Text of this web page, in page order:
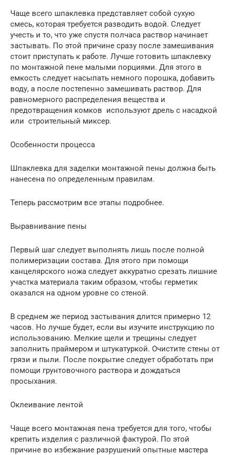
Чаще всего шпаклевка представляет собой сухую
смесь, которая требуется разводить водой. Следует
учесть и то, что уже спустя полчаса раствор начинает
застывать. По этой причине сразу после замешивания
стоит приступать к работе. Лучше готовить шпаклевку
по монтажной пене малыми порциями. Для этого в
емкость следует насыпать немного порошка, добавить
воду, а после постепенно замешивать раствор. Для
равномерного распределения вещества и
предотвращения комков используют дрель с насадкой
или строительный миксер.
Особенности процесса
Шпаклевка для заделки монтажной пены должна быть
нанесена по определенным правилам.
Теперь рассмотрим все этапы подробнее.
Выравнивание пены
Первый шаг следует выполнять лишь после полной
полимеризации состава. Для этого при помощи
канцелярского ножа следует аккуратно срезать лишние
участка материала таким образом, чтобы герметик
оказался на одном уровне со стеной.
В среднем же период застывания длится примерно 12
часов. Но лучше будет, если вы изучите инструкцию по
использованию. Мелкие щели и трещины следует
заполнить праймером и штукатуркой. Очистите стены от
грязи и пыли. После покрытие следует обработать при
помощи грунтовочного раствора и дождаться
просыхания.
Оклеивание лентой
Чаще всего монтажная пена требуется для того, чтобы
крепить изделия с различной фактурой. По этой
причине во избежание разрушений опытные мастера